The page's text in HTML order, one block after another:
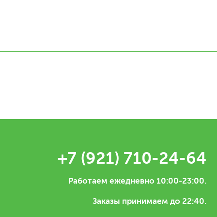
+7 (921) 710-24-64
Работаем ежедневно 10:00-23:00.
Заказы принимаем до 22:40.